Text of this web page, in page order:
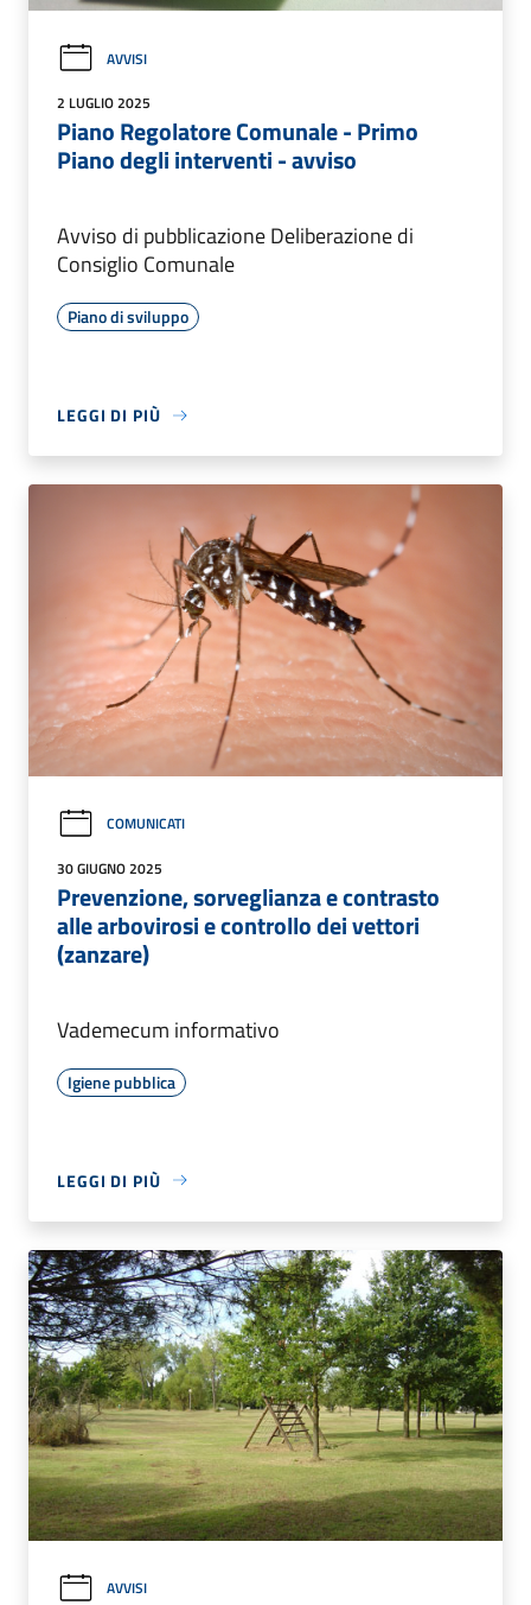
AVVISI
2 LUGLIO 2025
Piano Regolatore Comunale - Primo
Piano degli interventi - avviso
Avviso di pubblicazione Deliberazione di
Consiglio Comunale
Piano di sviluppo
LEGGI DI PIÙ
COMUNICATI
30 GIUGNO 2025
Prevenzione, sorveglianza e contrasto
alle arbovirosi e controllo dei vettori
(zanzare)
Vademecum informativo
Igiene pubblica
LEGGI DI PIÙ
AVVISI